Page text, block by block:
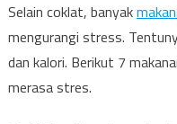
Selain coklat, banyak
mengurangi stress.
dan kalori. Berikut 7
merasa stres.